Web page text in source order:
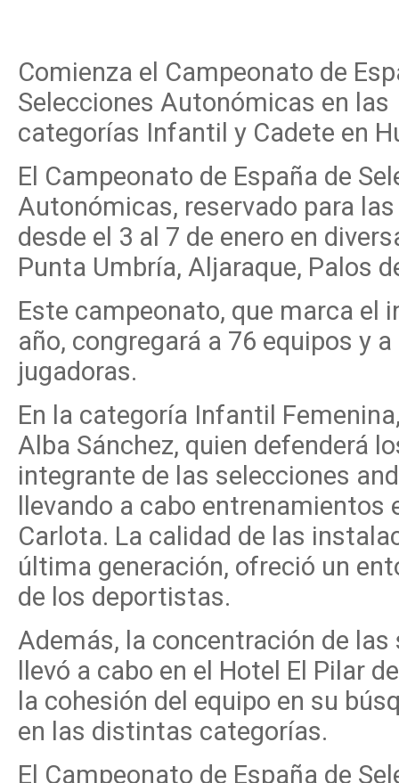
Comienza el Campeonato de
Selecciones Autonómicas en las
categorías Infantil y Cadete en
El Campeonato de España de
Autonómicas, reservado para
desde el 3 al 7 de enero en
Punta Umbría, Aljaraque, Palos
Este campeonato, que marca el
año, congregará a 76 equipos y
jugadoras.
En la categoría Infantil
Alba Sánchez, quien defenderá
integrante de las selecciones
llevando a cabo
Carlota. La calidad de las
última generación, ofreció un
de los deportistas.
Además, la concentración de
llevó a cabo en el Hotel El Pilar
la cohesión del equipo en su
en las distintas categorías.
El Campeonato de España de